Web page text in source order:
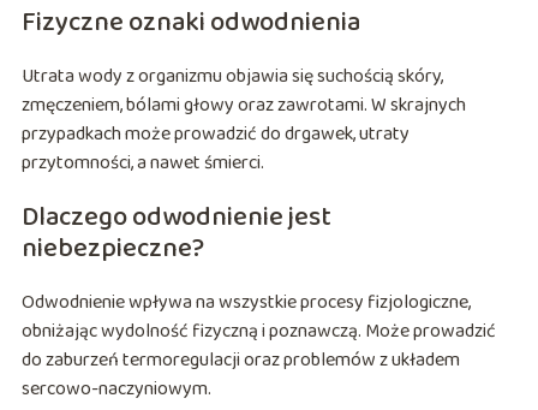
Fizyczne oznaki odwodnienia
Utrata wody z organizmu objawia się suchością skóry,
zmęczeniem, bólami głowy oraz zawrotami. W skrajnych
przypadkach może prowadzić do drgawek, utraty
przytomności, a nawet śmierci.
Dlaczego odwodnienie jest
niebezpieczne?
Odwodnienie wpływa na wszystkie procesy fizjologiczne,
obniżając wydolność fizyczną i poznawczą. Może prowadzić
do zaburzeń termoregulacji oraz problemów z układem
sercowo-naczyniowym.